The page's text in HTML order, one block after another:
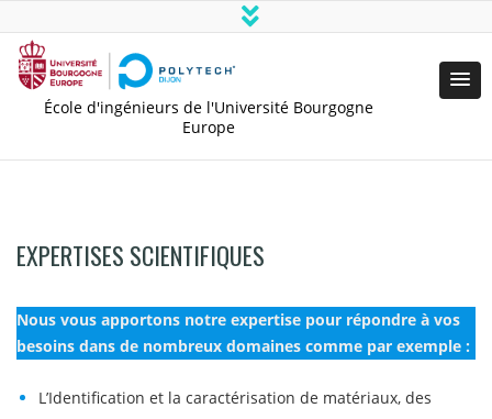
École d'ingénieurs de l'Université Bourgogne
Europe
EXPERTISES SCIENTIFIQUES
Nous vous apportons notre expertise pour répondre à vos
besoins dans de nombreux domaines comme par exemple :
L’Identification et la caractérisation de matériaux, des